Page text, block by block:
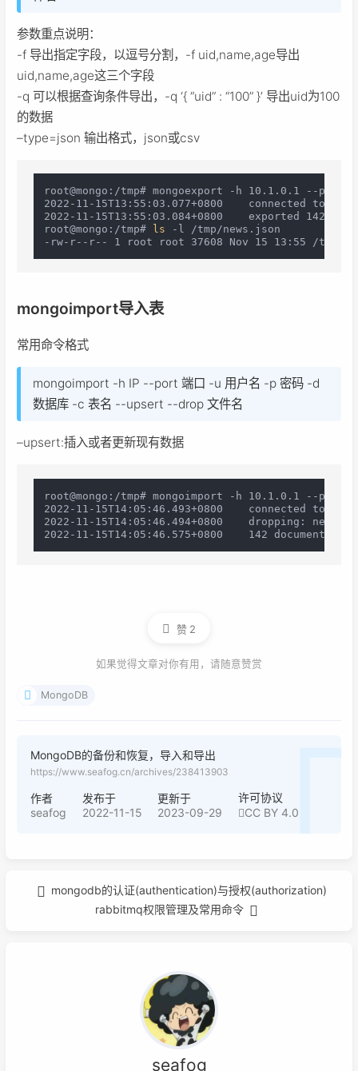
参数重点说明：
-f 导出指定字段，以逗号分割，-f uid,name,age导出
uid,name,age这三个字段
-q 可以根据查询条件导出，-q ‘{ “uid” : “100” }’ 导出uid为100
的数据
–type=json 输出格式，json或csv
root@mongo:/tmp# mongoexport -h 10.1.0.1 --
2022-11-15T13:55:03.077+0800	connected to: mongodb://10.1.0.1:27017/
2022-11-15T13:55:03.084+0800	exported 142 records
root@mongo:/tmp# ls -l /tmp/news.json
mongoimport导入表
常用命令格式
mongoimport -h IP --port 端口 -u 用户名 -p 密码 -d
数据库 -c 表名 --upsert --drop 文件名
–upsert:插入或者更新现有数据
root@mongo:/tmp# mongoimport -h 10.1.0.1 --
2022-11-15T14:05:46.493+0800	connected to: mongodb://10.1.0.1:27017/
2022-11-15T14:05:46.494+0800	dropping: news.content
赞 2
如果觉得文章对你有用，请随意赞赏
MongoDB
MongoDB的备份和恢复，导入和导出
https://www.seafog.cn/archives/238413903
作者
seafog
发布于
2022-11-15
更新于
2023-09-29
许可协议
CC BY 4.0
mongodb的认证(authentication)与授权(authorization)
rabbitmq权限管理及常用命令
seafog